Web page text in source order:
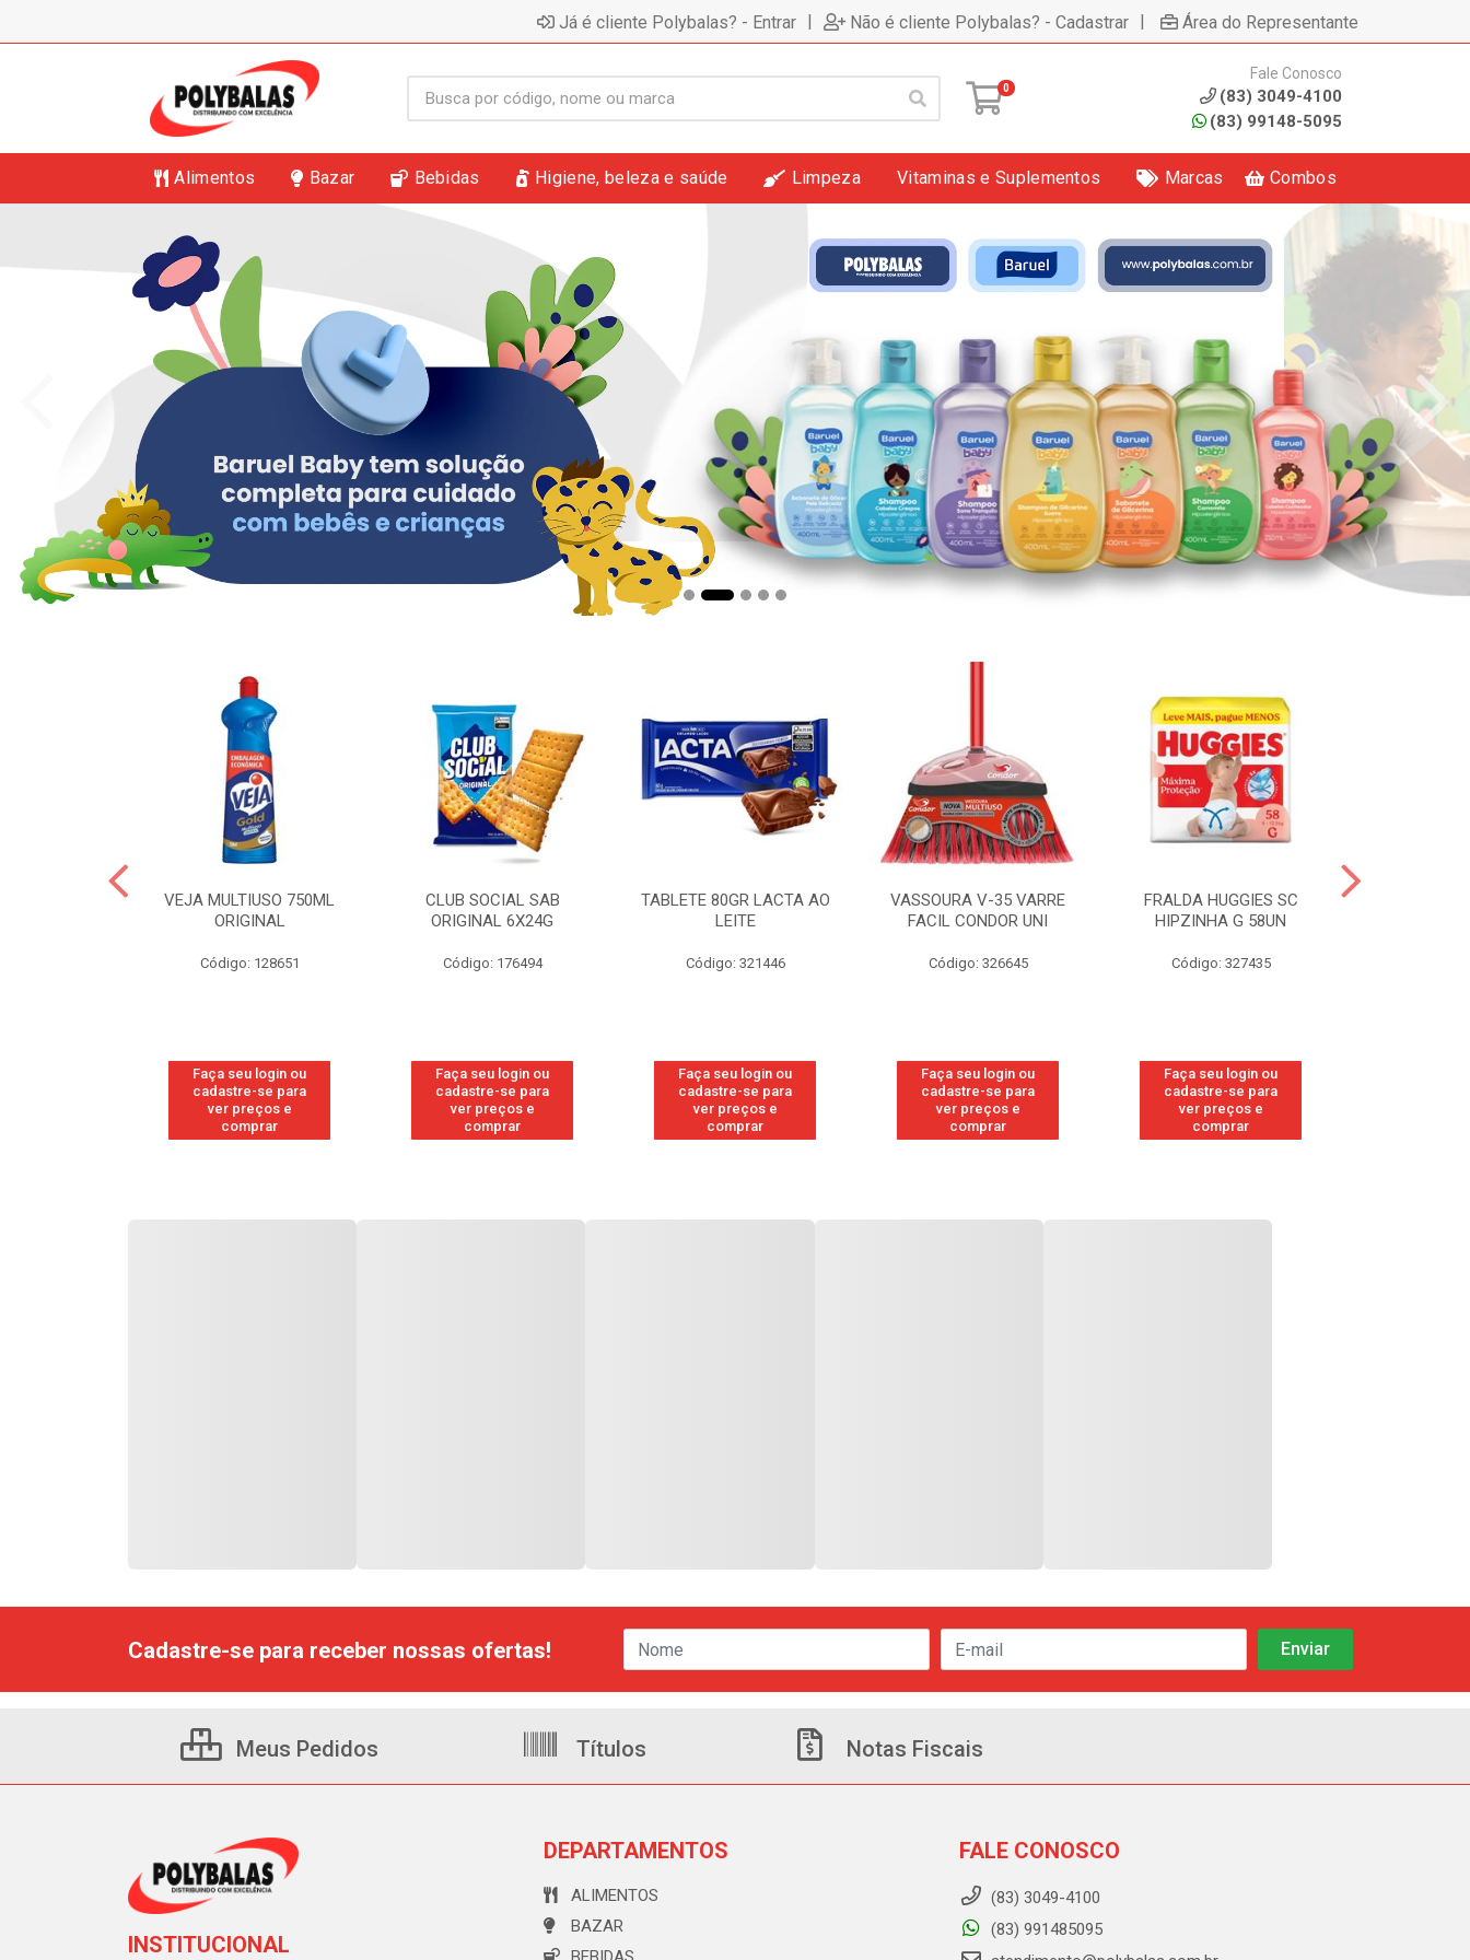
Já é cliente Polybalas? - Entrar | Não é cliente Polybalas? - Cadastrar | Área do Representante
0
Fale Conosco
(83) 3049-4100
(83) 99148-5095
Alimentos Bazar Bebidas Higiene, beleza e saúde Limpeza Vitaminas e Suplementos Marcas Combos
VEJA MULTIUSO 750ML
ORIGINAL
Código: 128651
Faça seu login ou
cadastre-se para
ver preços e
comprar
CLUB SOCIAL SAB
ORIGINAL 6X24G
Código: 176494
Faça seu login ou
cadastre-se para
ver preços e
comprar
TABLETE 80GR LACTA AO
LEITE
Código: 321446
Faça seu login ou
cadastre-se para
ver preços e
comprar
VASSOURA V-35 VARRE
FACIL CONDOR UNI
Código: 326645
Faça seu login ou
cadastre-se para
ver preços e
comprar
FRALDA HUGGIES SC
HIPZINHA G 58UN
Código: 327435
Faça seu login ou
cadastre-se para
ver preços e
comprar
Cadastre-se para receber nossas ofertas!
Meus Pedidos Títulos Notas Fiscais
INSTITUCIONAL
DEPARTAMENTOS
ALIMENTOS
BAZAR
FALE CONOSCO
(83) 3049-4100
(83) 991485095